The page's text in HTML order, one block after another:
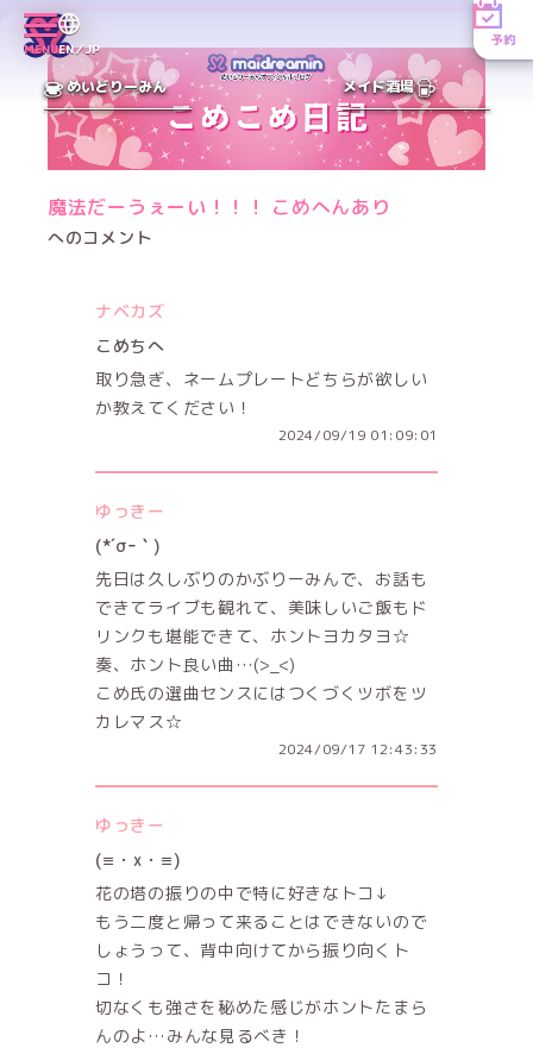
MENUEN／JP
予約
めいどりーみん メイド酒場
魔法だーうぇーい！！！ こめへんあり
へのコメント
ナベカズ
こめちへ
取り急ぎ、ネームプレートどちらが欲しい
か教えてください！
2024/09/19 01:09:01
ゆっきー
(*´σｰ｀)
先日は久しぶりのかぶりーみんで、お話も
できてライブも観れて、美味しいご飯もド
リンクも堪能できて、ホントヨカタヨ☆
奏、ホント良い曲…(>_<)
こめ氏の選曲センスにはつくづくツボをツ
カレマス☆
2024/09/17 12:43:33
ゆっきー
(≡・x・≡)
花の塔の振りの中で特に好きなトコ↓
もう二度と帰って来ることはできないので
しょうって、背中向けてから振り向くト
コ！
切なくも強さを秘めた感じがホントたまら
んのよ…みんな見るべき！